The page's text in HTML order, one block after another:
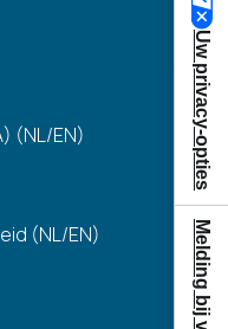
(NL/EN)
(NL/EN)
Uw privacy-opties